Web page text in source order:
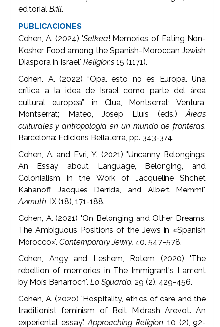
editorialBrill.
PUBLICACIONES
Cohen, A. (2024) "Selkea! Memories of Eating Non-
Kosher Food among the Spanish–Moroccan Jewish
Diaspora in Israel"Religions 15 (1171).
Cohen, A. (2022) “Opa, esto no es Europa. Una
crítica a la idea de Israel como parte del área
cultural europea”, in Clua, Montserrat; Ventura,
Montserrat; Mateo, Josep Lluís (eds.)Áreas
culturales y antropología en un mundo de fronteras.
Barcelona: Edicions Bellaterra, pp. 343-374.
Cohen, A. and Evri, Y. (2021) "Uncanny Belongings:
An Essay about Language, Belonging, and
Colonialism in the Work of Jacqueline Shohet
Kahanoff, Jacques Derrida, and Albert Memmi",
Azimuth, IX (18), 171-188.
Cohen, A. (2021) "On Belonging and Other Dreams.
The Ambiguous Positions of the Jews in «Spanish
Morocco»",Contemporary Jewry, 40, 547–578.
Cohen, Angy and Leshem, Rotem (2020) "The
rebellion of memories in The Immigrant's Lament
by Moís Benarroch".Lo Sguardo, 29 (2), 429-456.
Cohen, A. (2020) "Hospitality, ethics of care and the
traditionist feminism of Beit Midrash Arevot. An
experiental essay".Approaching Religion, 10 (2), 92-